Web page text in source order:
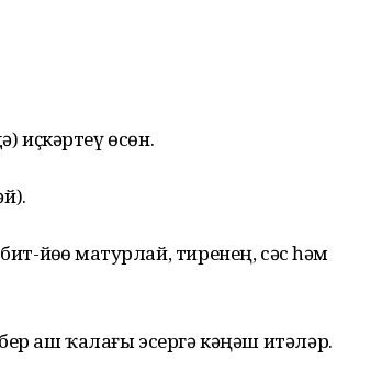
иҫкәртеү өсөн.
матурлай, тиренең, сәс һәм
аш ҡалағы эсергә кәңәш итәләр.